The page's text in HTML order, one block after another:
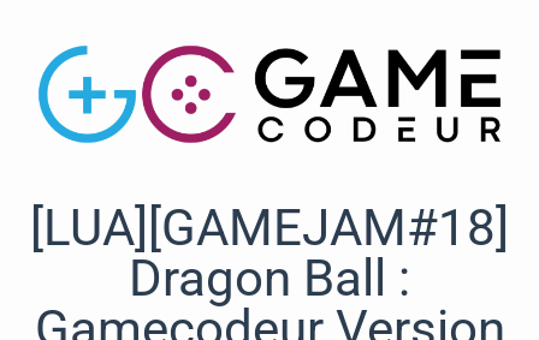
[LUA][GAMEJAM#18]
Dragon Ball :